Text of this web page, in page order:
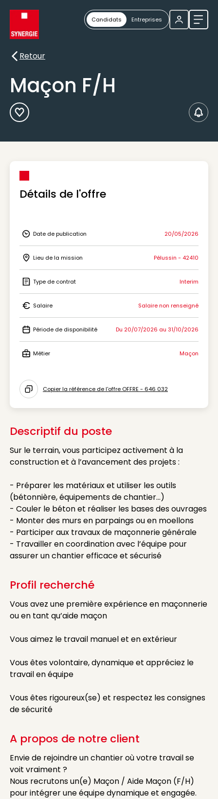
Candidats Entreprises
Retour
Retour
Maçon F/H
Ajouter aux Favoris
Détails de l'offre
Icon Date de publication
Date de publication 20/05/2026
Icon Lieu de la mission
Lieu de la mission Pélussin - 42410
Icon Type de contrat
Type de contrat Interim
Icon Salaire
Salaire Salaire non renseigné
Icon Période de disponibilité
Période de disponibilité Du 20/07/2026 au 31/10/2026
Métier Maçon
Icon copy to clipboard
Copier la référence de l'offre OFFRE - 646 032
Descriptif du poste
Sur le terrain, vous participez activement à la
construction et à l’avancement des projets :
- Préparer les matériaux et utiliser les outils
(bétonnière, équipements de chantier…)
- Couler le béton et réaliser les bases des ouvrages
- Monter des murs en parpaings ou en moellons
- Participer aux travaux de maçonnerie générale
- Travailler en coordination avec l’équipe pour
assurer un chantier efficace et sécurisé
Profil recherché
Vous avez une première expérience en maçonnerie
ou en tant qu’aide maçon
Vous aimez le travail manuel et en extérieur
Vous êtes volontaire, dynamique et appréciez le
travail en équipe
Vous êtes rigoureux(se) et respectez les consignes
de sécurité
A propos de notre client
Envie de rejoindre un chantier où votre travail se
voit vraiment ?
Nous recrutons un(e) Maçon / Aide Maçon (F/H)
pour intégrer une équipe dynamique et engagée.